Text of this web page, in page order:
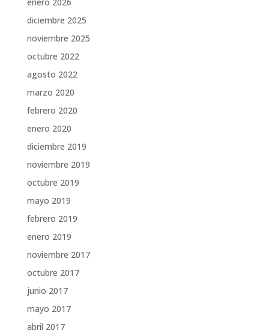
diciembre 2025
noviembre 2025
octubre 2022
agosto 2022
marzo 2020
febrero 2020
enero 2020
diciembre 2019
noviembre 2019
octubre 2019
mayo 2019
febrero 2019
enero 2019
noviembre 2017
octubre 2017
junio 2017
mayo 2017
abril 2017